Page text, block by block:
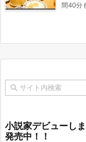
間40分
小説家デビューし
発売中！！